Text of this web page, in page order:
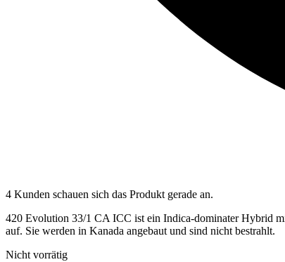
4 Kunden schauen sich das Produkt gerade an.
420 Evolution 33/1 CA ICC ist ein Indica-dominater Hybrid
auf. Sie werden in Kanada angebaut und sind nicht bestrahlt.
Nicht vorrätig